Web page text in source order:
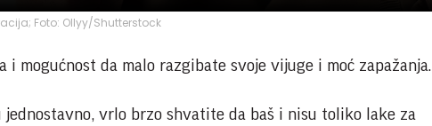
Foto: Ollyy/Shutterstock
i mogućnost da malo razgibate svoje vijuge i moć zapažanja.
jednostavno, vrlo brzo shvatite da baš i nisu toliko lake za